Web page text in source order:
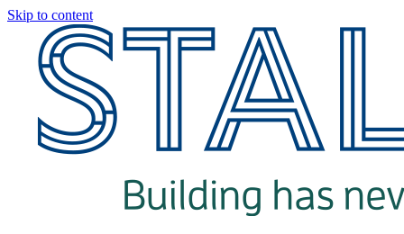
Skip to content